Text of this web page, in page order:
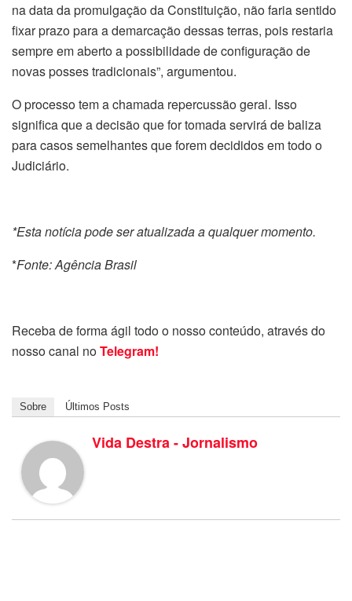
na data da promulgação da Constituição, não faria sentido
fixar prazo para a demarcação dessas terras, pois restaria
sempre em aberto a possibilidade de configuração de
novas posses tradicionais”, argumentou.
O processo tem a chamada repercussão geral. Isso
significa que a decisão que for tomada servirá de baliza
para casos semelhantes que forem decididos em todo o
Judiciário.
*Esta notícia pode ser atualizada a qualquer momento.
*Fonte: Agência Brasil
Receba de forma ágil todo o nosso conteúdo, através do
nosso canal noTelegram!
Sobre Últimos Posts
Vida Destra - Jornalismo